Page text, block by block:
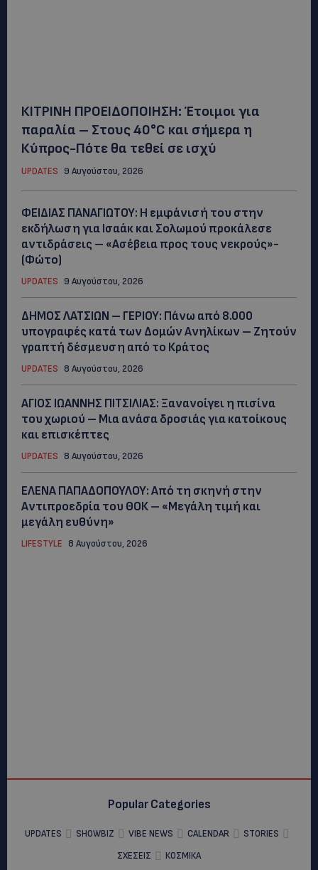
ΚΙΤΡΙΝΗ ΠΡΟΕΙΔΟΠΟΙΗΣΗ: Έτοιμοι για
παραλία – Στους 40°C και σήμερα η
Κύπρος-Πότε θα τεθεί σε ισχύ
UPDATES 9 Αυγούστου, 2026
ΦΕΙΔΙΑΣ ΠΑΝΑΓΙΩΤΟΥ: Η εμφάνισή του στην
εκδήλωση για Ισαάκ και Σολωμού προκάλεσε
αντιδράσεις – «Ασέβεια προς τους νεκρούς»-
(Φώτο)
UPDATES 9 Αυγούστου, 2026
ΔΗΜΟΣ ΛΑΤΣΙΩΝ – ΓΕΡΙΟΥ: Πάνω από 8.000
υπογραφές κατά των Δομών Ανηλίκων – Ζητούν
γραπτή δέσμευση από το Κράτος
UPDATES 8 Αυγούστου, 2026
ΑΓΙΟΣ ΙΩΑΝΝΗΣ ΠΙΤΣΙΛΙΑΣ: Ξανανοίγει η πισίνα
του χωριού – Μια ανάσα δροσιάς για κατοίκους
και επισκέπτες
UPDATES 8 Αυγούστου, 2026
ΕΛΕΝΑ ΠΑΠΑΔΟΠΟΥΛΟΥ: Από τη σκηνή στην
Αντιπροεδρία του ΘΟΚ – «Μεγάλη τιμή και
μεγάλη ευθύνη»
LIFESTYLE 8 Αυγούστου, 2026
Popular Categories
UPDATES SHOWBIZ VIBE NEWS CALENDAR
STORIES
ΣΧΕΣΕΙΣ
ΚΟΣΜΙΚΑ